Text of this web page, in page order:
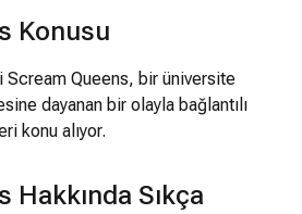
Konusu
Queens, bir üniversite
dayanan bir olayla bağlantılı
konu alıyor.
Hakkında Sıkça